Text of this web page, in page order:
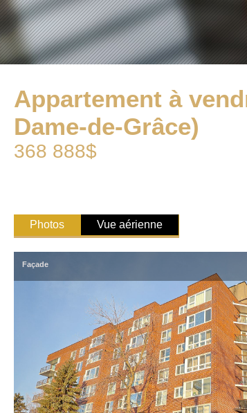
Appartement à
Dame-de-Grâce)
368 888$
Photos Vue aérienne
Façade